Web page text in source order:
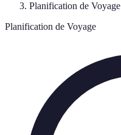
Planification de Voyage
Planification de Voyage